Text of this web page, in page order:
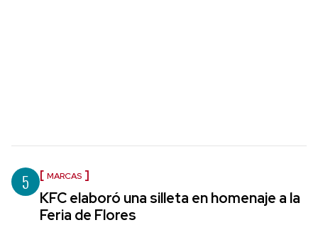
5 MARCAS
KFC elaboró una silleta en homenaje a la
Feria de Flores